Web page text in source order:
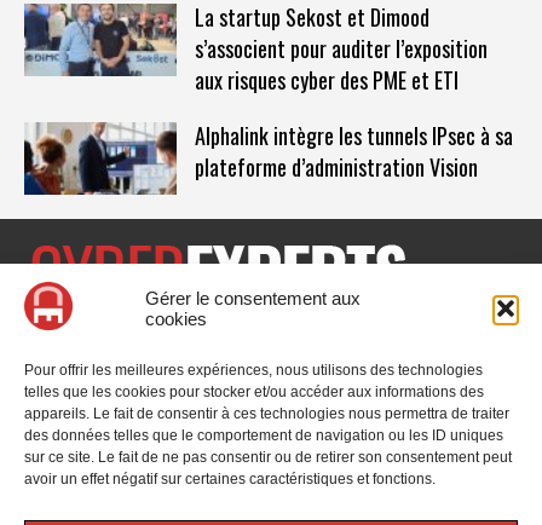
Gérer le consentement aux
cookies
Pour offrir les meilleures expériences, nous utilisons des technologies
telles que les cookies pour stocker et/ou accéder aux informations des
appareils. Le fait de consentir à ces technologies nous permettra de traiter
des données telles que le comportement de navigation ou les ID uniques
sur ce site. Le fait de ne pas consentir ou de retirer son consentement peut
avoir un effet négatif sur certaines caractéristiques et fonctions.
La startup Sekost et Dimood
s’associent pour auditer l’exposition
aux risques cyber des PME et ETI
Alphalink intègre les tunnels IPsec à sa
plateforme d’administration Vision
CyberExperts.tech est un média dédié à la sécurité informatique
l'actualité, des retours d'utilisateurs, des évènements, des livres
blancs et les nominations du secteur. Retrouvez toutes les
informations sur les innovations en cybersécurité.
Vous cherchez quelque chose ?